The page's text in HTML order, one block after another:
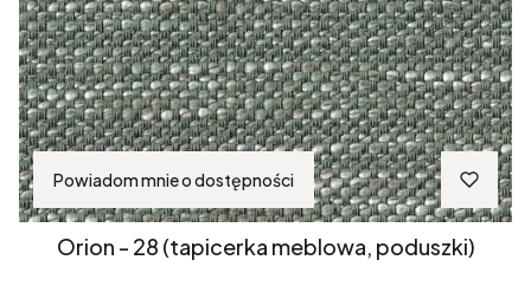
Powiadom mnie o dostępności
Orion - 28 (tapicerka meblowa, poduszki)